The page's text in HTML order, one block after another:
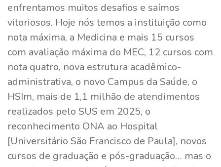
enfrentamos muitos desafios e saímos
vitoriosos. Hoje nós temos a instituição como
nota máxima, a Medicina e mais 15 cursos
com avaliação máxima do MEC, 12 cursos com
nota quatro, nova estrutura acadêmico-
administrativa, o novo Campus da Saúde, o
HSIm, mais de 1,1 milhão de atendimentos
realizados pelo SUS em 2025, o
reconhecimento ONA ao Hospital
[Universitário São Francisco de Paula], novos
cursos de graduação e pós-graduação… mas o